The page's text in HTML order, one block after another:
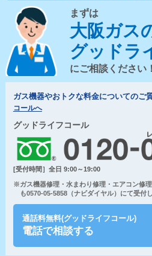
まずは
大阪ガス
グッドラ
にご相談ください！
ガス機器やおトクな料金についてのご
コールへ
グッドライフコール
[受付時間］全日 9:00～19:00
※ガス機器修理・水まわり修理・エアコン修
も0570-05-5858（ナビダイヤル）にて受付
通話料無料(グッドライフコール)
電話で相談する